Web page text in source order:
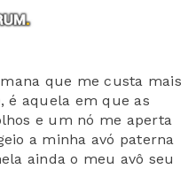
que me custa mais
é aquela em que as
e um nó me aperta
a minha avó paterna
ainda o meu avô seu